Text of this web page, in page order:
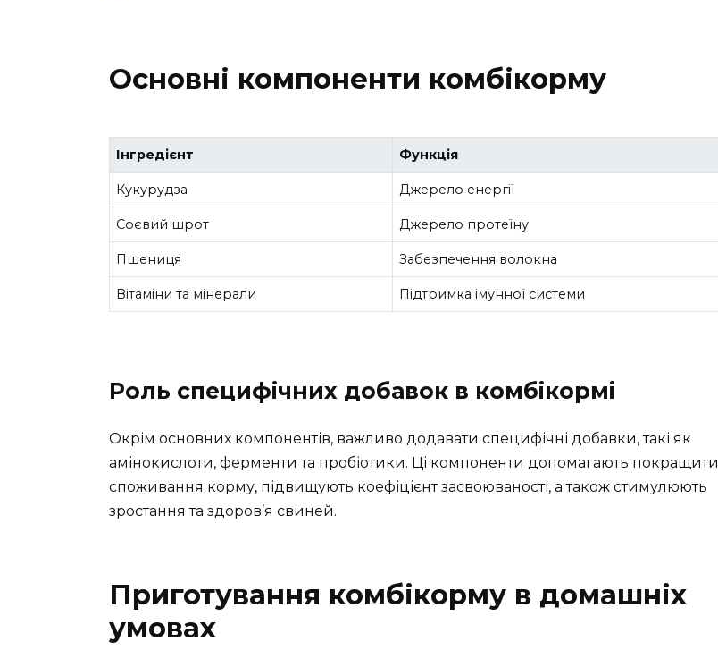
Основні компоненти комбікорму
Інгредієнт Функція
Кукурудза Джерело енергії
Соєвий шрот Джерело протеїну
Пшениця Забезпечення волокна
Вітаміни та мінерали Підтримка імунної системи
Роль специфічних добавок в комбікормі
Окрім основних компонентів, важливо додавати специфічні добавки, такі як
амінокислоти, ферменти та пробіотики. Ці компоненти допомагають покращити
споживання корму, підвищують коефіцієнт засвоюваності, а також стимулюють
зростання та здоров’я свиней.
Приготування комбікорму в домашніх
умовах